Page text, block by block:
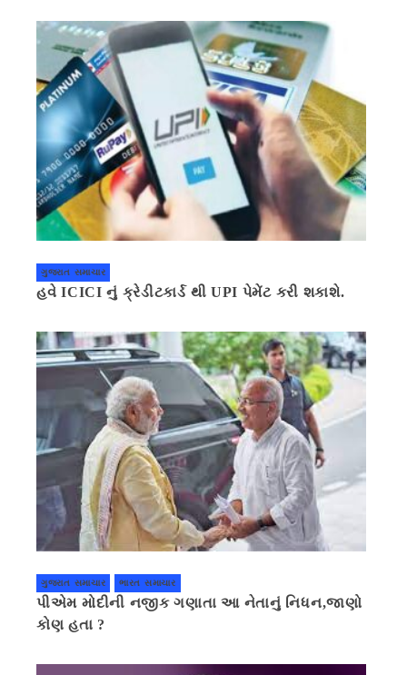
ગુજરાત સમાચાર
હવે ICICI નું ક્રેડીટકાર્ડ થી UPI પેમેંટ કરી શકાશે.
ગુજરાત સમાચાર ભારત સમાચાર
પીએમ મોદીની નજીક ગણાતા આ નેતાનું નિધન,જાણો
કોણ હતા ?